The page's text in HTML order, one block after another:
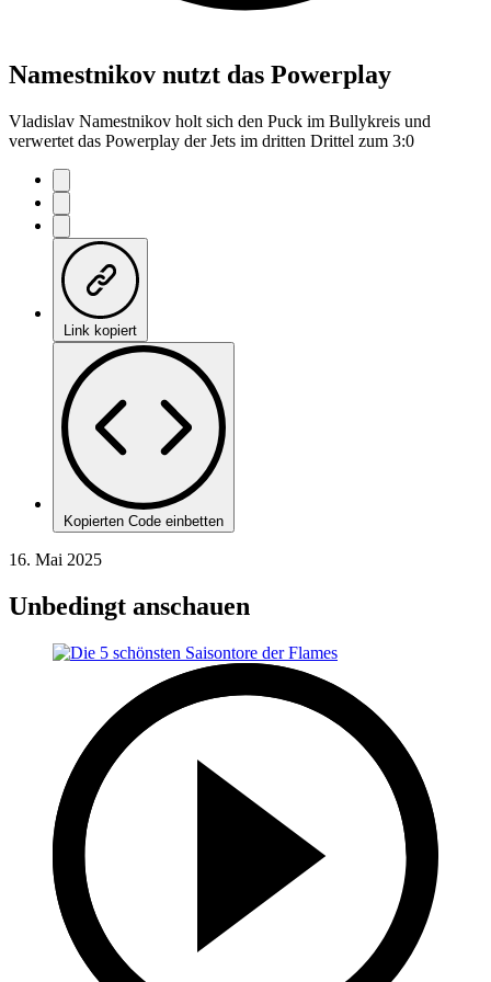
Namestnikov nutzt das Powerplay
Vladislav Namestnikov holt sich den Puck im Bullykreis und
verwertet das Powerplay der Jets im dritten Drittel zum 3:0
Link kopiert
Kopierten Code einbetten
16. Mai 2025
Unbedingt anschauen